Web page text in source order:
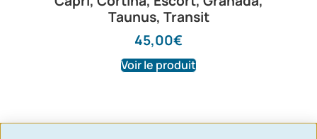
Taunus, Transit
45,00€
Voir le produit